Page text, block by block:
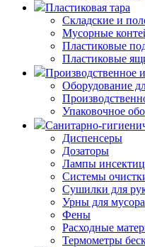
Пластиковая тара
Складские и
Мусорные
Пластиковые
Пластиковые
Производственное
Оборудование
Упаковочное
Санитарно-
Диспенсеры
Дозаторы
Лампы
Системы
Сушилки для
Урны для мусора
Фены
Расходные
Термометры